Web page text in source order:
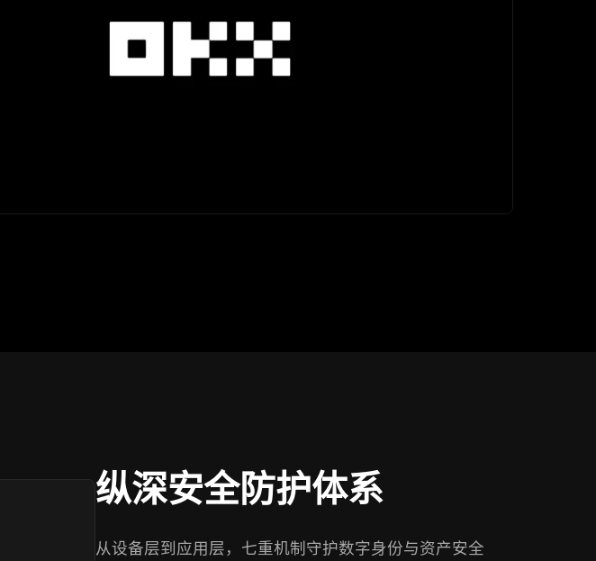
纵深安全防护体系
从设备层到应用层，七重机制守护数字身份与资产安全